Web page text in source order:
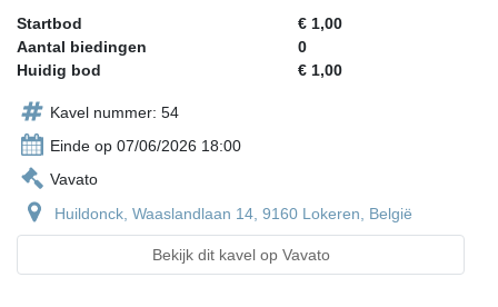
Startbod
€ 1,00
Aantal biedingen
0
Huidig bod
€ 1,00
Kavel nummer: 54
Einde op 07/06/2026 18:00
Vavato
Huildonck, Waaslandlaan 14, 9160 Lokeren, België
Bekijk dit kavel op Vavato